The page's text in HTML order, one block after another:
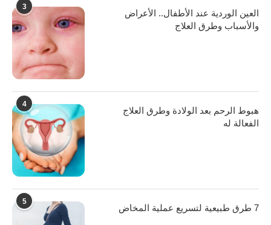
3
العين الوردية عند الأطفال.. الأعراض
والأسباب وطرق العلاج
4
هبوط الرحم بعد الولادة وطرق العلاج
الفعالة له
5
7 طرق طبيعية لتسريع عملية المخاض